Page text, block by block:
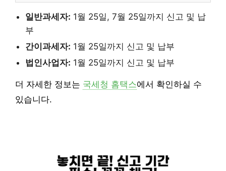
일반과세자: 1월 25일, 7월 25일까지 신고 및 납
부
간이과세자: 1월 25일까지 신고 및 납부
법인사업자: 1월 25일까지 신고 및 납부
더 자세한 정보는 국세청 홈택스에서 확인하실 수
있습니다.